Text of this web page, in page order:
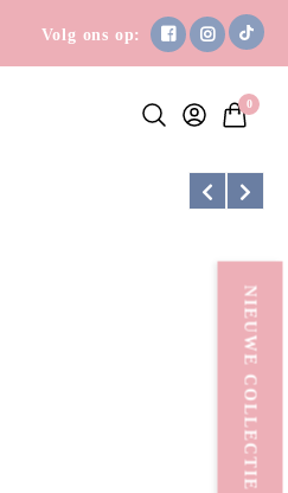
Volg ons op:
0
NIEUWE COLLECTIE